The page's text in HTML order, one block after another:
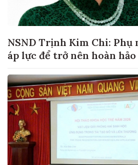
NSND Trịnh Kim Chi: Phụ
áp lực để trở nên hoàn hảo